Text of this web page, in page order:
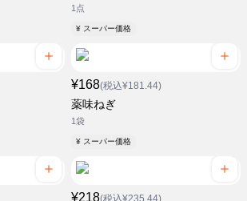
1点
¥ スーパー価格
¥168(税込¥181.44)
薬味ねぎ
1袋
¥ スーパー価格
¥218(税込¥235.44)